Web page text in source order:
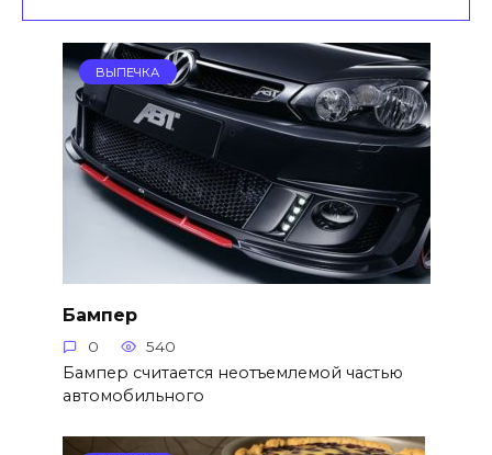
ВЫПЕЧКА
Бампер
0 540
Бампер считается неотъемлемой частью
автомобильного